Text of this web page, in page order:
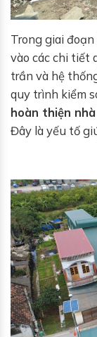
Trong giai
vào các chi tiết
trần và hệ
quy trình kiểm
hoàn thiện
Đây là yếu tố